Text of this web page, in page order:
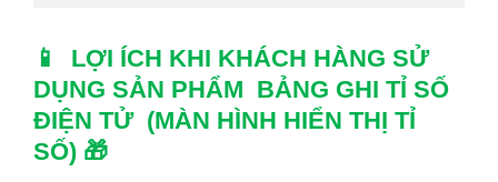
📱 LỢI ÍCH KHI KHÁCH HÀNG SỬ
DỤNG SẢN PHẨM BẢNG GHI TỈ SỐ
ĐIỆN TỬ (MÀN HÌNH HIỂN THỊ TỈ
SỐ) 🎁